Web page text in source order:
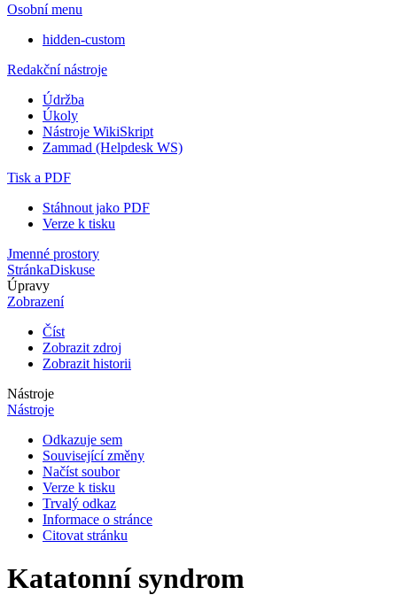
Osobní menu
hidden-custom
Redakční nástroje
Údržba
Úkoly
Nástroje WikiSkript
Zammad (Helpdesk WS)
Tisk a PDF
Stáhnout jako PDF
Verze k tisku
Jmenné prostory
StránkaDiskuse
Úpravy
Zobrazení
Číst
Zobrazit zdroj
Zobrazit historii
Nástroje
Nástroje
Odkazuje sem
Související změny
Načíst soubor
Verze k tisku
Trvalý odkaz
Informace o stránce
Citovat stránku
Katatonní syndrom